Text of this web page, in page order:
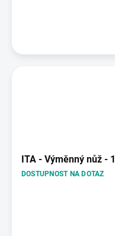
ITA - Výměnný nůž -
DOSTUPNOST NA DOTAZ